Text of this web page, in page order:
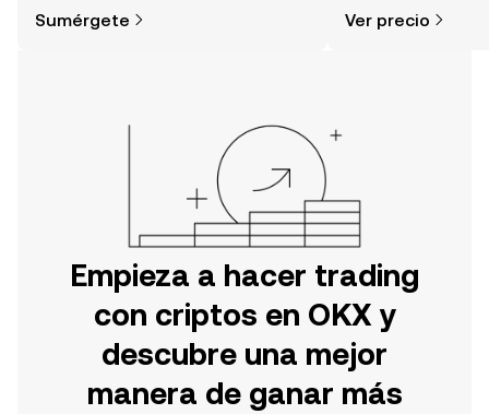
tu aventura en la aplicación móvil de
Sumérgete Ver precio
Empieza a hacer trading
con criptos en OKX y
descubre una mejor
manera de ganar más